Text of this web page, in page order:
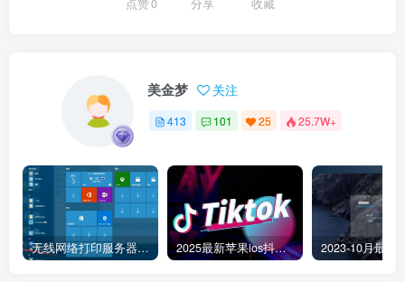
点赞0 分享 收藏
美金梦 关注
413 101 25 25.7W+
无线网络打印服务器连接和添加打印机教程 2025最新苹果ios抖音tiktok国际版免拔卡版本